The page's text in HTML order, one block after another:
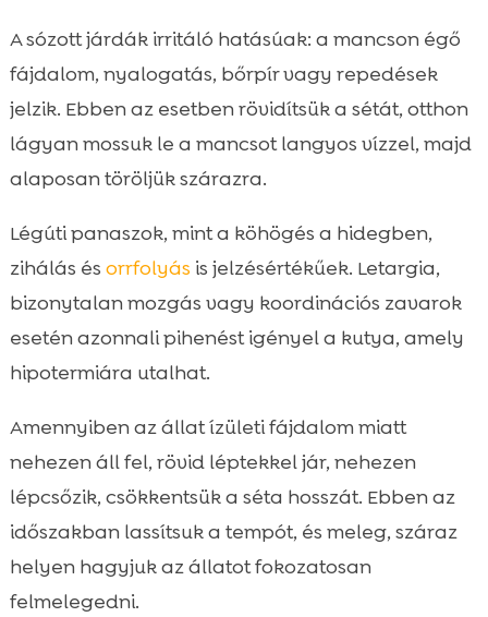
A sózott járdák irritáló hatásúak: a mancson égő
fájdalom, nyalogatás, bőrpír vagy repedések
jelzik. Ebben az esetben rövidítsük a sétát, otthon
lágyan mossuk le a mancsot langyos vízzel, majd
alaposan töröljük szárazra.
Légúti panaszok, mint a köhögés a hidegben,
zihálás és orrfolyás is jelzésértékűek. Letargia,
bizonytalan mozgás vagy koordinációs zavarok
esetén azonnali pihenést igényel a kutya, amely
hipotermiára utalhat.
Amennyiben az állat ízületi fájdalom miatt
nehezen áll fel, rövid léptekkel jár, nehezen
lépcsőzik, csökkentsük a séta hosszát. Ebben az
időszakban lassítsuk a tempót, és meleg, száraz
helyen hagyjuk az állatot fokozatosan
felmelegedni.